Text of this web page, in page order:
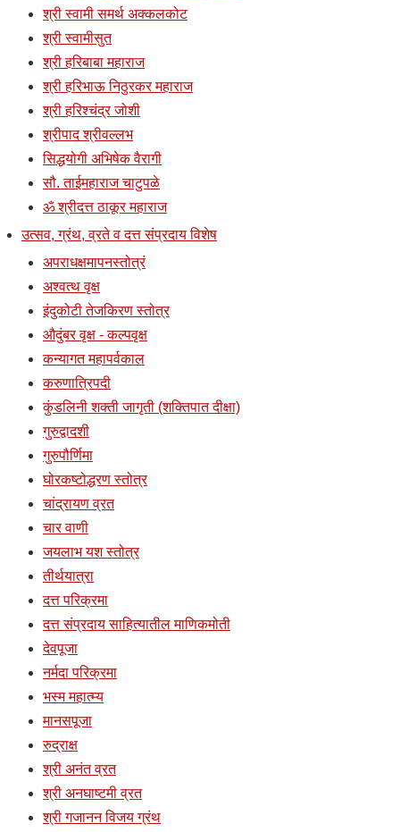
श्री स्वामी समर्थ अक्कलकोट
श्री स्वामीसुत
श्री हरिबाबा महाराज
श्री हरिभाऊ निठुरकर महाराज
श्री हरिश्चंद्र जोशी
श्रीपाद श्रीवल्लभ
सिद्धयोगी अभिषेक वैरागी
सौ. ताईमहाराज चाटुपळे
ॐ श्रीदत्त ठाकूर महाराज
उत्सव, ग्रंथ, व्रते व दत्त संप्रदाय विशेष
अपराधक्षमापनस्तोत्रं
अश्वत्थ वृक्ष
इंदुकोटी तेजकिरण स्तोत्र
औदुंबर वृक्ष - कल्पवृक्ष
कन्यागत महापर्वकाल
करुणात्रिपदी
कुंडलिनी शक्ती जागृती (शक्तिपात दीक्षा)
गुरुद्वादशी
गुरुपौर्णिमा
घोरकष्टोद्धरण स्तोत्र
चांद्रायण व्रत
चार वाणी
जयलाभ यश स्तोत्र
तीर्थयात्रा
दत्त परिक्रमा
दत्त संप्रदाय साहित्यातील माणिकमोती
देवपूजा
नर्मदा परिक्रमा
भस्म महात्म्य
मानसपूजा
रुद्राक्ष
श्री अनंत व्रत
श्री अनघाष्टमी व्रत
श्री गजानन विजय ग्रंथ